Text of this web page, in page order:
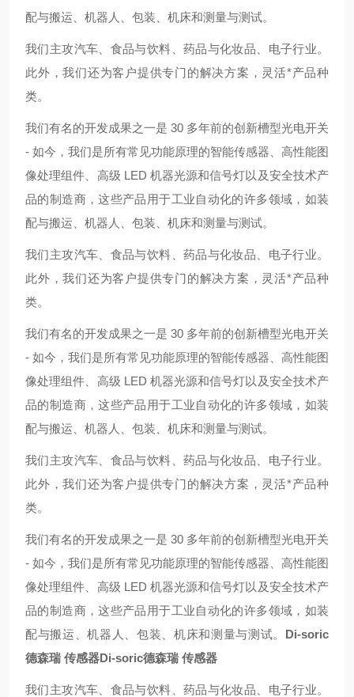
配与搬运、机器人、包装、机床和测量与测试。
我们主攻汽车、食品与饮料、药品与化妆品、电子行业。
此外，我们还为客户提供专门的解决方案，灵活*产品种
类。
我们有名的开发成果之一是 30 多年前的创新槽型光电开关
- 如今，我们是所有常见功能原理的智能传感器、高性能图
像处理组件、高级 LED 机器光源和信号灯以及安全技术产
品的制造商，这些产品用于工业自动化的许多领域，如装
配与搬运、机器人、包装、机床和测量与测试。
我们主攻汽车、食品与饮料、药品与化妆品、电子行业。
此外，我们还为客户提供专门的解决方案，灵活*产品种
类。
我们有名的开发成果之一是 30 多年前的创新槽型光电开关
- 如今，我们是所有常见功能原理的智能传感器、高性能图
像处理组件、高级 LED 机器光源和信号灯以及安全技术产
品的制造商，这些产品用于工业自动化的许多领域，如装
配与搬运、机器人、包装、机床和测量与测试。
我们主攻汽车、食品与饮料、药品与化妆品、电子行业。
此外，我们还为客户提供专门的解决方案，灵活*产品种
类。
我们有名的开发成果之一是 30 多年前的创新槽型光电开关
- 如今，我们是所有常见功能原理的智能传感器、高性能图
像处理组件、高级 LED 机器光源和信号灯以及安全技术产
品的制造商，这些产品用于工业自动化的许多领域，如装
配与搬运、机器人、包装、机床和测量与测试。 Di-soric
德森瑞 传感器Di-soric德森瑞 传感器
我们主攻汽车、食品与饮料、药品与化妆品、电子行业。